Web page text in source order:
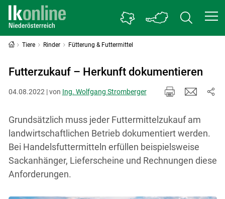
Tiere Rinder Fütterung & Futtermittel
Futterzukauf – Herkunft dokumentieren
04.08.2022 | von Ing. Wolfgang Stromberger
Grundsätzlich muss jeder Futtermittelzukauf am
landwirtschaftlichen Betrieb dokumentiert werden.
Bei Handelsfuttermitteln erfüllen beispielsweise
Sackanhänger, Lieferscheine und Rechnungen diese
Anforderungen.